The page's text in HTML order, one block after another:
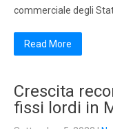
commerciale degli
Read More
Crescita
fissi lordi in